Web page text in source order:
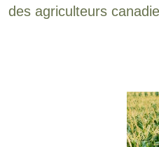
des agriculteurs